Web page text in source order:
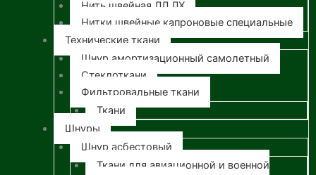
Нить швейная ЛЛ ЛХ
Нитки швейные капроновые специальные
Технические ткани
Шнур амортизационный самолетный
Стеклоткани
Фильтровальные ткани
Ткани
Шнуры
Шнур асбестовый
Ткани для авиационной и военной